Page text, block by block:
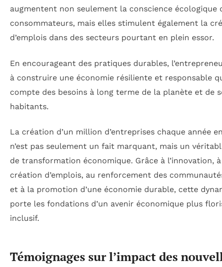
augmentent non seulement la conscience écologique
consommateurs, mais elles stimulent également la
d’emplois dans des secteurs pourtant en plein essor.
En encourageant des pratiques durables,
à construire une économie résiliente et responsable
compte des besoins à long terme de la planète et de
habitants.
La création d’un million d’entreprises chaque année
n’est pas seulement un fait marquant, mais un
de transformation économique. Grâce à l’innovation,
création d’emplois, au renforcement des
et à la promotion d’une économie durable, cette
porte les fondations d’un avenir économique plus
inclusif.
Témoignages sur l’impact des